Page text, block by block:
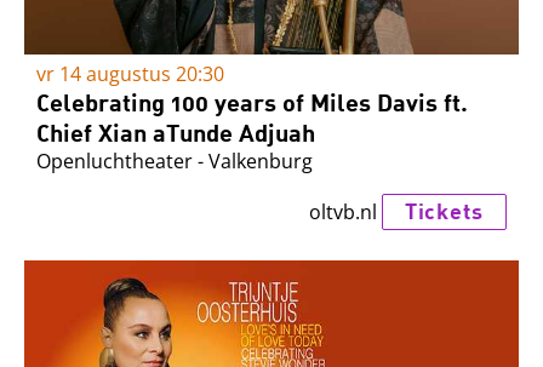
vr 14 augustus 20:30
Celebrating 100 years of Miles Davis ft.
Chief Xian aTunde Adjuah
Openluchtheater - Valkenburg
oltvb.nl
Tickets